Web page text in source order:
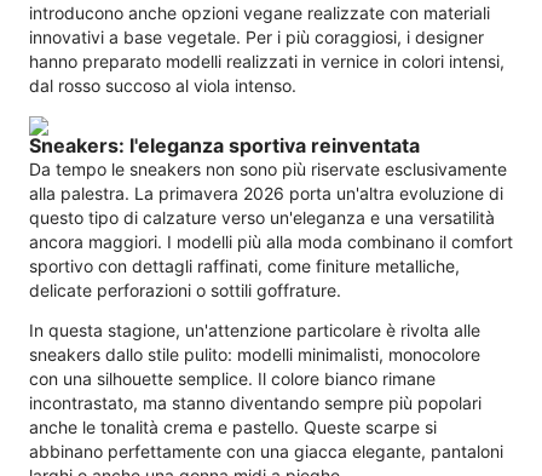
introducono anche opzioni vegane realizzate con materiali
innovativi a base vegetale. Per i più coraggiosi, i designer
hanno preparato modelli realizzati in vernice in colori intensi,
dal rosso succoso al viola intenso.
Sneakers: l'eleganza sportiva reinventata
Da tempo le sneakers non sono più riservate esclusivamente
alla palestra. La primavera 2026 porta un'altra evoluzione di
questo tipo di calzature verso un'eleganza e una versatilità
ancora maggiori. I modelli più alla moda combinano il comfort
sportivo con dettagli raffinati, come finiture metalliche,
delicate perforazioni o sottili goffrature.
In questa stagione, un'attenzione particolare è rivolta alle
sneakers dallo stile pulito: modelli minimalisti, monocolore
con una silhouette semplice. Il colore bianco rimane
incontrastato, ma stanno diventando sempre più popolari
anche le tonalità crema e pastello. Queste scarpe si
abbinano perfettamente con una giacca elegante, pantaloni